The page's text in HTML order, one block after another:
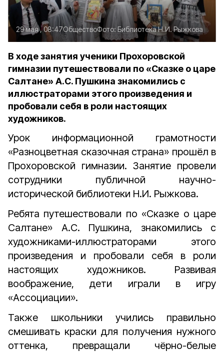
29 мая , 08:47ОбществоФото: Библиотека Н.И. Рыжкова
В ходе занятия ученики Прохоровской
гимназии путешествовали по «Сказке о царе
Салтане» А.С. Пушкина знакомились с
иллюстраторами этого произведения и
пробовали себя в роли настоящих
художников.
Урок информационной грамотности
«Разноцветная сказочная страна» прошёл в
Прохоровской гимназии. Занятие провели
сотрудники публичной научно-
исторической библиотеки Н.И. Рыжкова.
Ребята путешествовали по «Сказке о царе
Салтане» А.С. Пушкина, знакомились с
художниками-иллюстраторами этого
произведения и пробовали себя в роли
настоящих художников. Развивая
воображение, дети играли в игру
«Ассоциации».
Также школьники учились правильно
смешивать краски для получения нужного
оттенка, превращали чёрно-белые